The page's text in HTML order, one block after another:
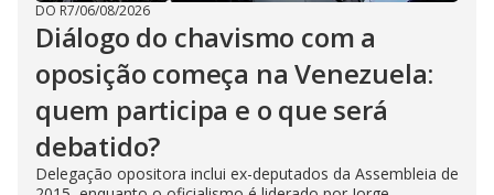
DO R7/06/08/2026
Diálogo do chavismo com a
oposição começa na Venezuela:
quem participa e o que será
debatido?
Delegação opositora inclui ex-deputados da Assembleia de